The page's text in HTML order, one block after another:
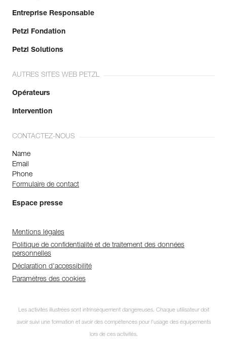
Entreprise Responsable
Petzl Fondation
Petzl Solutions
AUTRES SITES WEB PETZL
Opérateurs
Intervention
CONTACTEZ-NOUS
Name
Email
Phone
Formulaire de contact
Espace presse
Mentions légales
Politique de confidentialité et de traitement des données
personnelles
Déclaration d'accessibilité
Paramètres des cookies
Les activités illustrées sont intrinsèquement dangereuses. Chaque utilisateur doit
avoir suivi une formation et avoir des compétences pour l’usage des équipements
lors de ces activités.